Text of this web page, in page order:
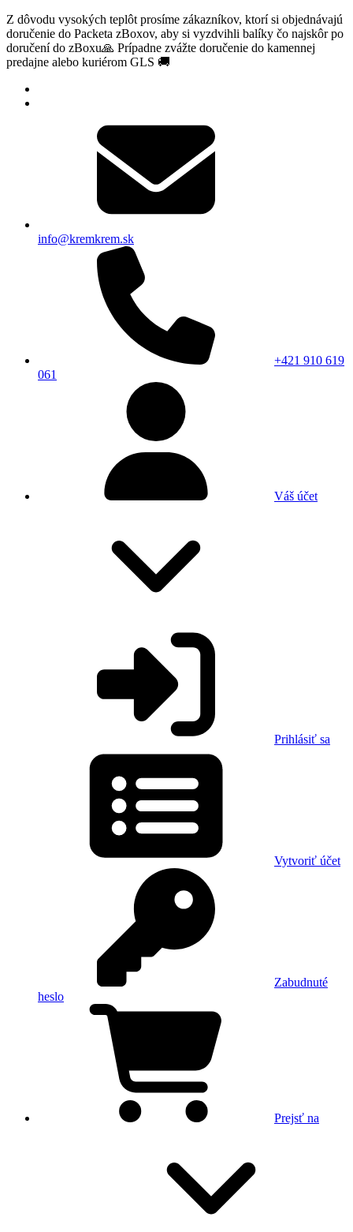
Z dôvodu vysokých teplôt prosíme zákazníkov, ktorí si objednávajú
doručenie do Packeta zBoxov, aby si vyzdvihli balíky čo najskôr po
doručení do zBoxu🙏 Prípadne zvážte doručenie do kamennej
predajne alebo kuriérom GLS 🚚
info@kremkrem.sk
+421 910 619
061
Váš účet
Prihlásiť sa
Vytvoriť účet
Zabudnuté
heslo
Prejsť na